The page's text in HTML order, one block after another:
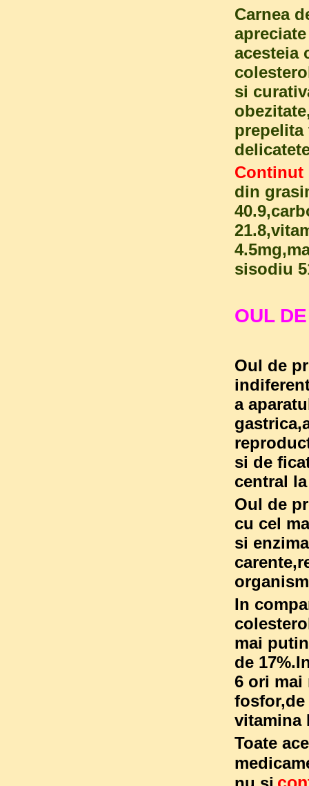
Carnea
acesteia
si
prepelita
Continut
din
sisodiu
OUL
Oul de
a
si de
central
Oul de
cu cel
si
In
mai
de
6 ori mai
fosfor,de
vitamina
Toate